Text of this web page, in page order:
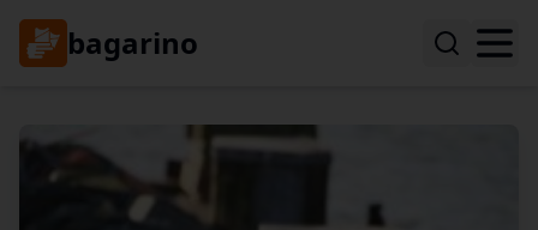
bagarino